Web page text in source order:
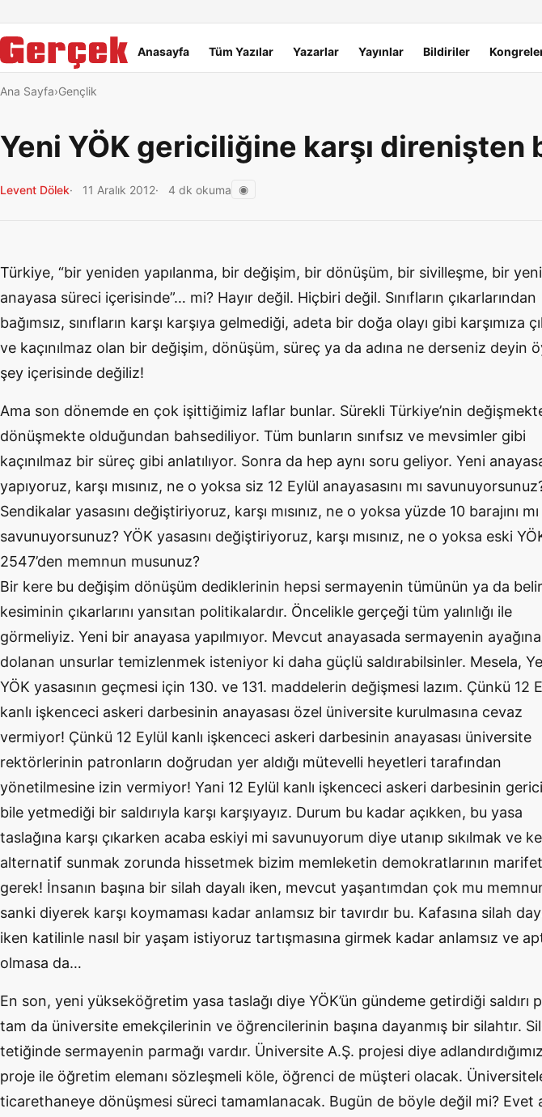
Ana menü
Anasayfa Tüm Yazılar Yazarlar Yayınlar Bildiriler
Ana Sayfa Gençlik
Yeni YÖK gericiliğine karşı
Levent Dölek 11 Aralık 2012 4 dk okuma ◉
Türkiye, “bir yeniden yapılanma, bir değişim, bir dönüşüm, bir sivilleşme, bir yeni
anayasa süreci içerisinde”… mi? Hayır değil. Hiçbiri değil. Sınıfların çıkarlarından
bağımsız, sınıfların karşı karşıya gelmediği, adeta bir doğa olayı gibi karşımıza
ve kaçınılmaz olan bir değişim, dönüşüm, süreç ya da adına ne derseniz deyin
şey içerisinde değiliz!
Ama son dönemde en çok işittiğimiz laflar bunlar. Sürekli Türkiye’nin
dönüşmekte olduğundan bahsediliyor. Tüm bunların sınıfsız ve mevsimler gibi
kaçınılmaz bir süreç gibi anlatılıyor. Sonra da hep aynı soru geliyor. Yeni
yapıyoruz, karşı mısınız, ne o yoksa siz 12 Eylül anayasasını mı
Sendikalar yasasını değiştiriyoruz, karşı mısınız, ne o yoksa yüzde 10 barajını mı
savunuyorsunuz? YÖK yasasını değiştiriyoruz, karşı mısınız, ne o yoksa eski
2547’den memnun musunuz?
Bir kere bu değişim dönüşüm dediklerinin hepsi sermayenin tümünün ya da
kesiminin çıkarlarını yansıtan politikalardır. Öncelikle gerçeği tüm yalınlığı ile
görmeliyiz. Yeni bir anayasa yapılmıyor. Mevcut anayasada sermayenin ayağına
dolanan unsurlar temizlenmek isteniyor ki daha güçlü saldırabilsinler. Mesela,
YÖK yasasının geçmesi için 130. ve 131. maddelerin değişmesi lazım. Çünkü 12
kanlı işkenceci askeri darbesinin anayasası özel üniversite kurulmasına cevaz
vermiyor! Çünkü 12 Eylül kanlı işkenceci askeri darbesinin anayasası üniversite
rektörlerinin patronların doğrudan yer aldığı mütevelli heyetleri tarafından
yönetilmesine izin vermiyor! Yani 12 Eylül kanlı işkenceci askeri darbesinin
bile yetmediği bir saldırıyla karşı karşıyayız. Durum bu kadar açıkken, bu yasa
taslağına karşı çıkarken acaba eskiyi mi savunuyorum diye utanıp sıkılmak ve
alternatif sunmak zorunda hissetmek bizim memleketin demokratlarının
gerek! İnsanın başına bir silah dayalı iken, mevcut yaşantımdan çok mu
sanki diyerek karşı koymaması kadar anlamsız bir tavırdır bu. Kafasına silah
iken katilinle nasıl bir yaşam istiyoruz tartışmasına girmek kadar anlamsız ve
olmasa da…
En son, yeni yükseköğretim yasa taslağı diye YÖK’ün gündeme getirdiği saldırı
tam da üniversite emekçilerinin ve öğrencilerinin başına dayanmış bir silahtır.
tetiğinde sermayenin parmağı vardır. Üniversite A.Ş. projesi diye
proje ile öğretim elemanı sözleşmeli köle, öğrenci de müşteri olacak.
ticarethaneye dönüşmesi süreci tamamlanacak. Bugün de böyle değil mi? Evet